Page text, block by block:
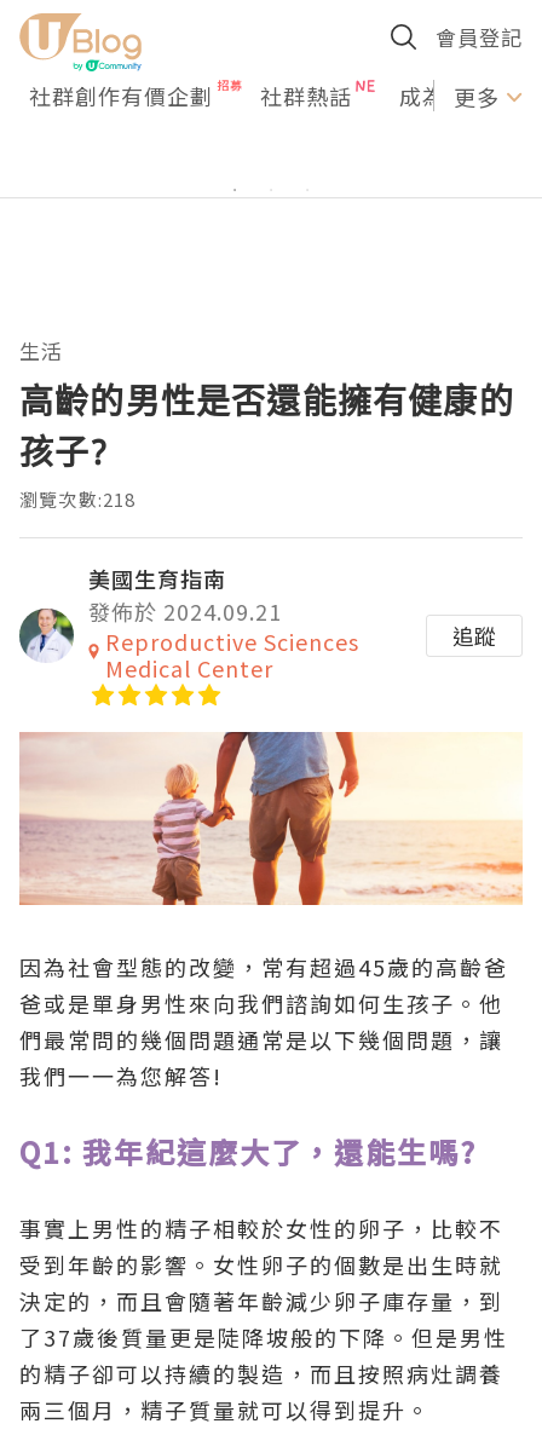
會員登記
社群創作有價企劃 社群熱話 成為U更多
生活
高齡的男性是否還能擁有健康的
孩子?
瀏覽次數:218
美國生育指南
發佈於 2024.09.21
Reproductive Sciences
Medical Center
追蹤
因為社會型態的改變，常有超過45歲的高齡爸
爸或是單身男性來向我們諮詢如何生孩子。他
們最常問的幾個問題通常是以下幾個問題，讓
我們一一為您解答!
Q1: 我年紀這麼大了，還能生嗎?
事實上男性的精子相較於女性的卵子，比較不
受到年齡的影響。女性卵子的個數是出生時就
決定的，而且會隨著年齡減少卵子庫存量，到
了37歲後質量更是陡降坡般的下降。但是男性
的精子卻可以持續的製造，而且按照病灶調養
兩三個月，精子質量就可以得到提升。